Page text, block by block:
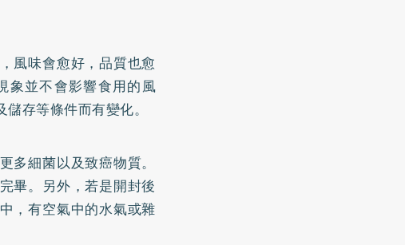
風味會愈好，品質也愈
象並不會影響食用的風
存等條件而有變化。
細菌以及致癌物質。
畢。另外，若是開封後
，有空氣中的水氣或雜